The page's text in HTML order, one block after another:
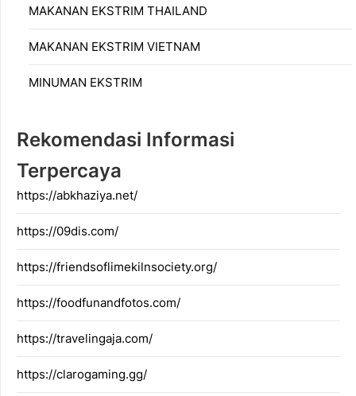
MAKANAN EKSTRIM THAILAND
MAKANAN EKSTRIM VIETNAM
MINUMAN EKSTRIM
Rekomendasi Informasi
Terpercaya
https://abkhaziya.net/
https://09dis.com/
https://friendsoflimekilnsociety.org/
https://foodfunandfotos.com/
https://travelingaja.com/
https://clarogaming.gg/